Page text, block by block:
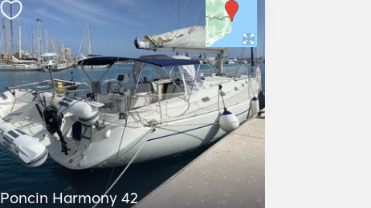
Poncin Harmony 42